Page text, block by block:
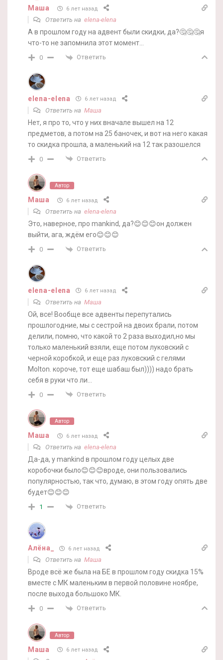
Маша 6 лет назад
Ответить на elena-elena
А в прошлом году на адвент были скидки, да?🤔🤔🤔я
что-то не запомнила этот момент…
0 Ответить
elena-elena 6 лет назад
Ответить на Маша
Нет, я про то, что у них вначале вышел на 12
предметов, а потом на 25 баночек, и вот на него какая
то скидка прошла, а маленький на 12 так разошелся
0 Ответить
Автор
Маша 6 лет назад
Ответить на elena-elena
Это, наверное, про mankind, да?😊😊😊он должен
выйти, ага, ждём его😊😊😊
0 Ответить
elena-elena 6 лет назад
Ответить на Маша
Ой, все! Вообще все адвенты перепутались
прошлогодние, мы с сестрой на двоих брали, потом
делили, помню, что какой то 2 раза выходил,но мы
только маленький взяли, еще потом луковский с
черной коробкой, и еще раз луковский с гелями
Molton. короче, тот еще шабаш был)))) надо брать
себя в руки что ли…
0 Ответить
Автор
Маша 6 лет назад
Ответить на elena-elena
Да-да, у mankind в прошлом году целых две
коробочки было😊😊😊вроде, они пользовались
популярностью, так что, думаю, в этом году опять две
будет😊😊😊
1 Ответить
Алёна_ 6 лет назад
Ответить на Маша
Вроде всё же была на БЕ в прошлом году скидка 15%
вместе с МК маленьким в первой половине ноябре,
после выхода большоко МК.
0 Ответить
Автор
Маша 6 лет назад